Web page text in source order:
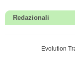
Redazionali
Evolution